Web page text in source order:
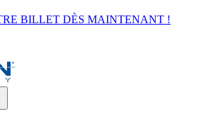
BILLET DÈS MAINTENANT !